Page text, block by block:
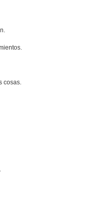
cosas.